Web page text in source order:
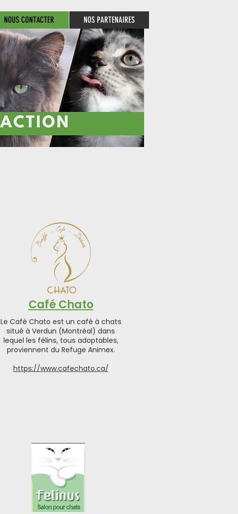
NOUS CONTACTER NOS PARTENAIRES
Café Chato
Le Café Chato est un café à chats
situé à Verdun (Montréal) dans
lequel les félins, tous adoptables,
proviennent du Refuge Animex.
https://www.cafechato.ca/